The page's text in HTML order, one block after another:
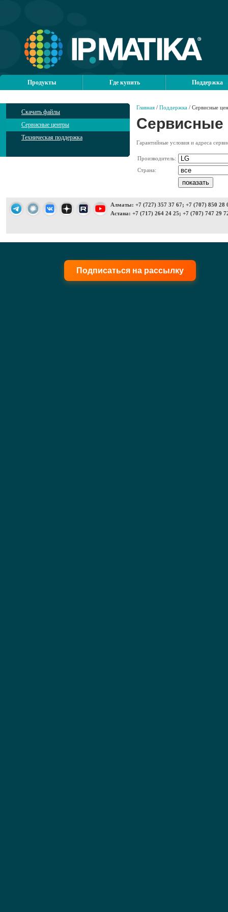
Продукты Где купить Поддержка
Скачать файлы
Сервисные центры
Техническая поддержка
Главная / Поддержка / Сервисные
Сервисные
Гарантийные условия и адреса
Производитель:
Страна:
Алматы: +7 (727) 357 37 67; +7 (707) 850 28
Астана: +7 (717) 264 24 25; +7 (707) 747 29
Подписаться на рассылку